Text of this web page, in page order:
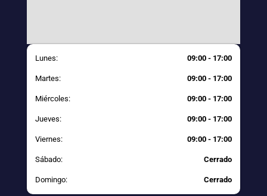
Lunes: 09:00 - 17:00
Martes: 09:00 - 17:00
Miércoles: 09:00 - 17:00
Jueves: 09:00 - 17:00
Viernes: 09:00 - 17:00
Sábado: Cerrado
Domingo: Cerrado